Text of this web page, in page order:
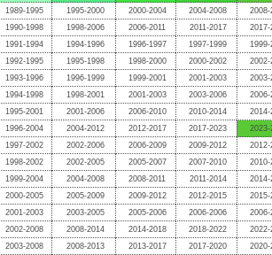
1989-1995 1995-2000 2000-2004 2004-2008
2008-
1990-1998 1998-2006 2006-2011 2011-2017
2017-
1991-1994 1994-1996 1996-1997 1997-1999
1999-
1992-1995 1995-1998 1998-2000 2000-2002
2002-
1993-1996 1996-1999 1999-2001 2001-2003
2003-
1994-1998 1998-2001 2001-2003 2003-2006
2006-
1995-2001 2001-2006 2006-2010 2010-2014
2014-
1996-2004 2004-2012 2012-2017 2017-2023
2023-
1997-2002 2002-2006 2006-2009 2009-2012
2012-
1998-2002 2002-2005 2005-2007 2007-2010
2010-
1999-2004 2004-2008 2008-2011 2011-2014
2014-
2000-2005 2005-2009 2009-2012 2012-2015
2015-
2001-2003 2003-2005 2005-2006 2006-2006
2006-
2002-2008 2008-2014 2014-2018 2018-2022
2022-
2003-2008 2008-2013 2013-2017 2017-2020
2020-